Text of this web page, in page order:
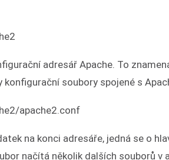
adresář Apache. To
konfigurační soubory spojené s
apache2.conf
na konci adresáře, jedná se o
načítá několik dalších souborů v